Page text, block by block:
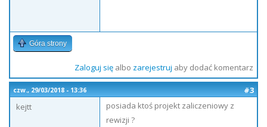
Góra strony
Zaloguj sięalbo zarejestruj aby dodać komentarz
czw., 29/03/2018 - 13:36
#3
kejtt
posiada ktoś projekt zaliczeniowy z
rewizji ?